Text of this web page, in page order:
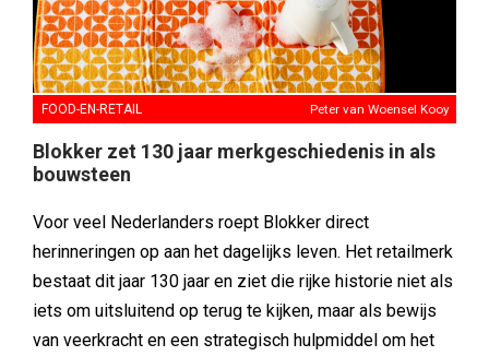
FOOD-EN-RETAIL Peter van Woensel Kooy
Blokker zet 130 jaar merkgeschiedenis in als
bouwsteen
Voor veel Nederlanders roept Blokker direct
herinneringen op aan het dagelijks leven. Het retailmerk
bestaat dit jaar 130 jaar en ziet die rijke historie niet als
iets om uitsluitend op terug te kijken, maar als bewijs
van veerkracht en een strategisch hulpmiddel om het